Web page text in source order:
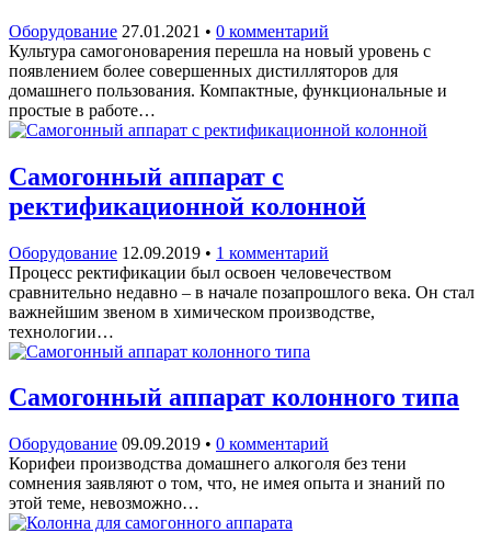
Оборудование 27.01.2021 • 0 комментарий
Культура самогоноварения перешла на новый уровень с
появлением более совершенных дистилляторов для
домашнего пользования. Компактные, функциональные и
простые в работе…
Самогонный аппарат с
ректификационной колонной
Оборудование 12.09.2019 • 1 комментарий
Процесс ректификации был освоен человечеством
сравнительно недавно – в начале позапрошлого века. Он стал
важнейшим звеном в химическом производстве,
технологии…
Самогонный аппарат колонного типа
Оборудование 09.09.2019 • 0 комментарий
Корифеи производства домашнего алкоголя без тени
сомнения заявляют о том, что, не имея опыта и знаний по
этой теме, невозможно…